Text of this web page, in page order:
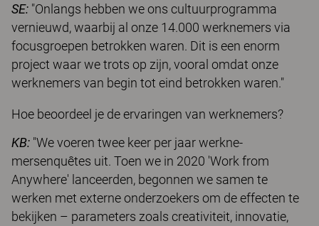
SE: "Onlangs hebben we ons cultuurprogramma
vernieuwd, waarbij al onze 14.000 werknemers via
focusgroepen betrokken waren. Dit is een enorm
project waar we trots op zijn, vooral omdat onze
werknemers van begin tot eind betrokken waren."
Hoe beoordeel je de ervaringen van werknemers?
KB: "We voeren twee keer per jaar werkne­
mersenquêtes uit. Toen we in 2020 'Work from
Anywhere' lanceerden, begonnen we samen te
werken met externe onderzoekers om de effec­ten te
bekijken – parameters zoals creativiteit, innovatie,